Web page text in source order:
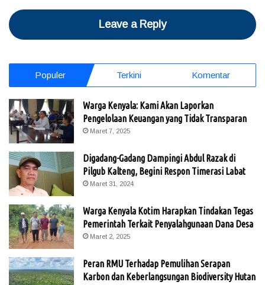
Leave a Reply
Populer Terkini Komentar
Warga Kenyala: Kami Akan Laporkan
Pengelolaan Keuangan yang Tidak Transparan
Maret 7, 2025
Digadang-Gadang Dampingi Abdul Razak di
Pilgub Kalteng, Begini Respon Timerasi Labat
Maret 31, 2024
Warga Kenyala Kotim Harapkan Tindakan Tegas
Pemerintah Terkait Penyalahgunaan Dana Desa
Maret 2, 2025
Peran RMU Terhadap Pemulihan Serapan
Karbon dan Keberlangsungan Biodiversity Hutan